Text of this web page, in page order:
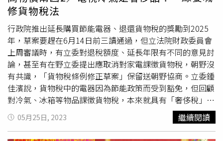
修貨物稅法
行政院推出延長購買節能電器、退還貨物稅的獎勵到2025
年，草案要趕在6月14日前三讀通過，但立法院財政委員會
上周審議時，有立委對退稅額度、延長年限有不同的意見討
論，甚至有在野立委提出應取消對家電課徵貨物稅，朝野沒
有共識，「貨物稅條例修正草案」保留送朝野協商。立委鍾
佳濱說，貨物稅中的電器因為節能政策而受到豁免，但回顧
對冷氣、冰箱等物品課徵貨物稅，本來就具有「奢侈稅」的
性質，而隨著時代變遷，沒有人會認為使用這些東西是奢侈
的行為，但若是要重新檢討停徵，因為會造成稅損，財政部
05月25日, 2023 繼續閱讀